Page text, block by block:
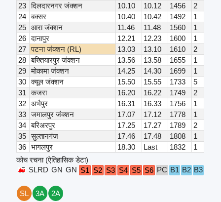
23
दिलदारनगर जंक्शन 10.10 10.12 1456
2
24
बक्सर 10.40 10.42 1492
1
25
आरा जंक्शन 11.46 11.48 1560
1
26
दानापुर 12.21 12.23 1600
1
27
पटना जंक्शन (RL) 13.03 13.10 1610
2
28
बख्तियारपुर जंक्शन 13.56 13.58 1655
1
29
मोकामा जंक्शन 14.25 14.30 1699
1
30
क्यूल जंक्शन 15.50 15.55 1733
5
31
कजरा 16.20 16.22 1749
2
32
अभैपुर 16.31 16.33 1756
1
33
जमालपुर जंक्शन 17.07 17.12 1778
1
34
बरिअरपुर 17.25 17.27 1789
2
35
सुल्तानगंज 17.46 17.48 1808
1
36
भागलपुर 18.30 Last 1832
1
कोच रचना (ऐतिहासिक डेटा)
SLRD GN GN S1 S2 S3 S4 S5 S6 PC B1 B2 B3
SL 3A
2A